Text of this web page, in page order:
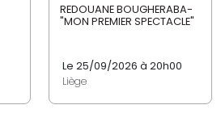
REDOUANE BOUGHERABA-
"MON PREMIER SPECTACLE"
Le 25/09/2026 à 20h00
Liège